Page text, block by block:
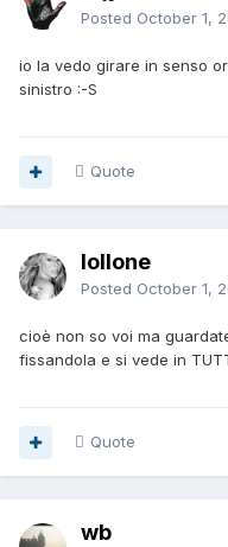
Posted October 1,
io la vedo girare in senso
sinistro :-S
Quote
lollone
Posted October 1,
cioè non so voi ma
fissandola e si vede in
Quote
wb